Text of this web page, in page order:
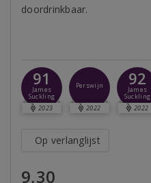
doordrinkbaar.
91
James
Suckling
2023
Perswijn
2022
92
James
Suckling
2022
Op verlanglijst
9,30